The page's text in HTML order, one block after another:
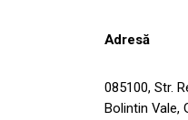
Adresă
085100, Str.
Bolintin Vale,